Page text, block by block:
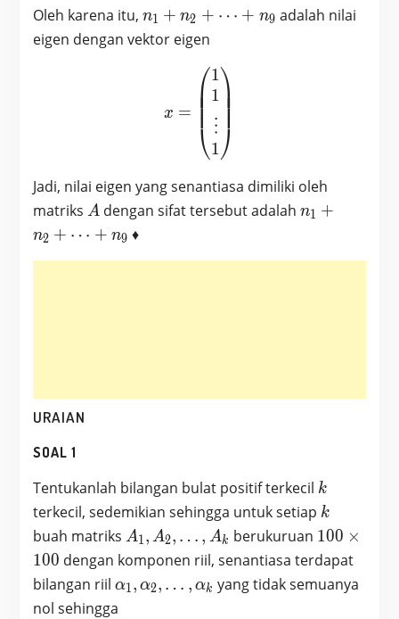
Oleh karena itu, n_1
+n_2
n1 + n2 + ⋯ + n9 adalah nilai
eigen dengan vektor eigen
x = \begin{pmatrix} 1
x =
⎝
⎜
⎜⎜⎜⎛1
1
⋮
1⎠⎟⎟⎟
⎟
⎞
Jadi, nilai eigen yang senantiasa dimiliki oleh
matriks A
Adengan sifat tersebut adalah n_1
n1 +
n2 + ⋯ + n9 ♦
URAIAN
SOAL 1
Tentukanlah bilangan bulat positif terkecil k
k
terkecil, sedemikian sehingga untuk setiap k
k
buah matriks A_1,
A_2
, …,
A_k
A1, A2, … , Ak berukuruan 100
\times
100
100 ×
100 dengan komponen riil, senantiasa terdapat
bilangan riil \alpha_1,
\alpha_2
α1, α2, … , αk yang tidak semuanya
nol sehingga